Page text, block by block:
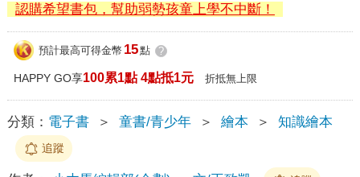
認購希望書包，幫助弱勢孩童上學不中斷！
預計最高可得金幣 15點 ?
HAPPY GO享100累1點 4點抵1元 折抵無上限
分類： 電子書 ＞ 童書/青少年 ＞ 繪本 ＞ 知識繪本
追蹤